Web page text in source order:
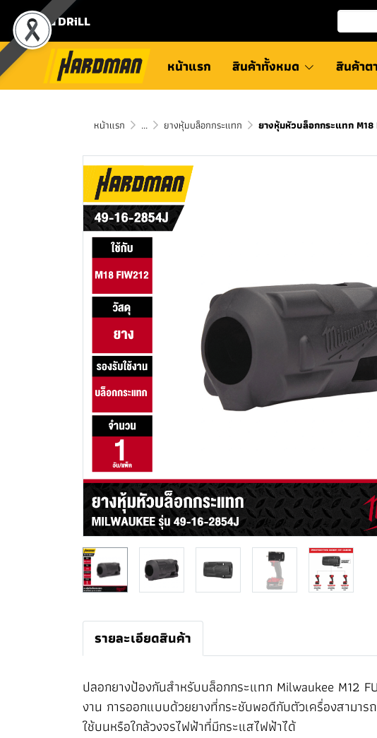
⛾ DRiLL
หน้าแรก สินค้าทั้งหมด สินค้า
หน้าแรก ... ยางหุ้มบล็อกกระแทก ยางหุ้มหัวบล็อกกระแทก M18
รายละเอียดสินค้า
ปลอกยางป้องกันสำหรับบล็อกกระแทก Milwaukee M12
งาน การออกแบบด้วยยางที่กระชับพอดีกับตัวเครื่องสามา
ใช้บนหรือใกล้วงจรไฟฟ้าที่มีกระแสไฟฟ้าได้